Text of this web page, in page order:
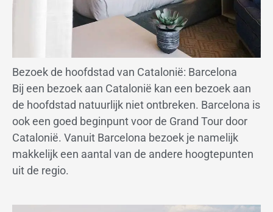
Bezoek de hoofdstad van Catalonië: Barcelona
Bij een bezoek aan Catalonië kan een bezoek aan
de hoofdstad natuurlijk niet ontbreken. Barcelona is
ook een goed beginpunt voor de Grand Tour door
Catalonië. Vanuit Barcelona bezoek je namelijk
makkelijk een aantal van de andere hoogtepunten
uit de regio.